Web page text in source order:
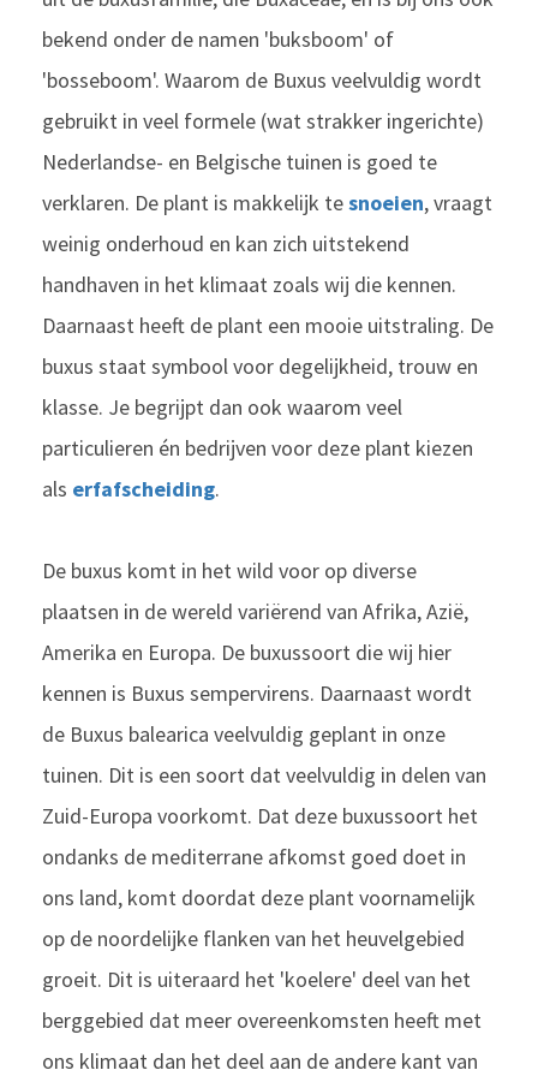
bekend onder de namen 'buksboom' of
'bosseboom'. Waarom de Buxus veelvuldig wordt
gebruikt in veel formele (wat strakker ingerichte)
Nederlandse- en Belgische tuinen is goed te
verklaren. De plant is makkelijk tesnoeien, vraagt
weinig onderhoud en kan zich uitstekend
handhaven in het klimaat zoals wij die kennen.
Daarnaast heeft de plant een mooie uitstraling. De
buxus staat symbool voor degelijkheid, trouw en
klasse. Je begrijpt dan ook waarom veel
particulieren én bedrijven voor deze plant kiezen
als erfafscheiding.
De buxus komt in het wild voor op diverse
plaatsen in de wereld variërend van Afrika, Azië,
Amerika en Europa. De buxussoort die wij hier
kennen is Buxus sempervirens. Daarnaast wordt
de Buxus balearica veelvuldig geplant in onze
tuinen. Dit is een soort dat veelvuldig in delen van
Zuid-Europa voorkomt. Dat deze buxussoort het
ondanks de mediterrane afkomst goed doet in
ons land, komt doordat deze plant voornamelijk
op de noordelijke flanken van het heuvelgebied
groeit. Dit is uiteraard het 'koelere' deel van het
berggebied dat meer overeenkomsten heeft met
ons klimaat dan het deel aan de andere kant van